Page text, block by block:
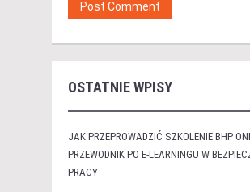
OSTATNIE WPISY
JAK PRZEPROWADZIĆ SZKOLENIE BHP
PRZEWODNIK PO E-LEARNINGU W
PRACY